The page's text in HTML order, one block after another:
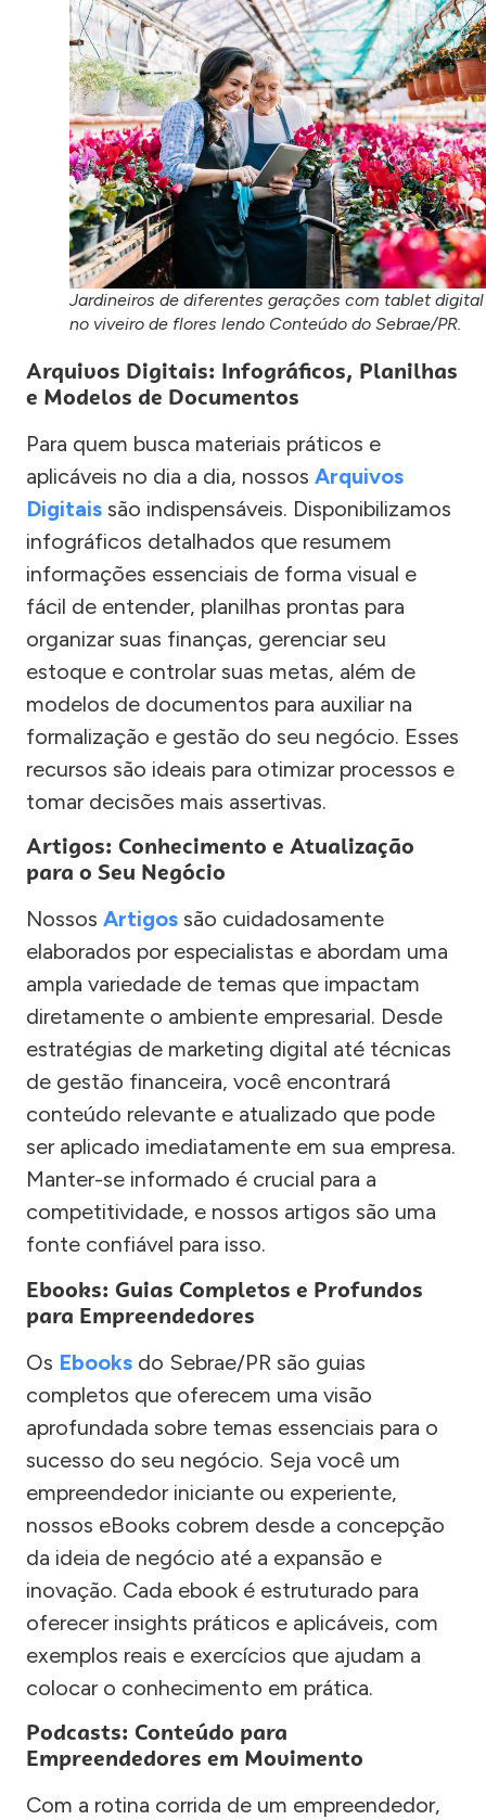
Jardineiros de diferentes gerações com tablet digital
no viveiro de flores lendo Conteúdo do Sebrae/PR.
Arquivos Digitais: Infográficos, Planilhas
e Modelos de Documentos
Para quem busca materiais práticos e
aplicáveis no dia a dia, nossos Arquivos
Digitais são indispensáveis. Disponibilizamos
infográficos detalhados que resumem
informações essenciais de forma visual e
fácil de entender, planilhas prontas para
organizar suas finanças, gerenciar seu
estoque e controlar suas metas, além de
modelos de documentos para auxiliar na
formalização e gestão do seu negócio. Esses
recursos são ideais para otimizar processos e
tomar decisões mais assertivas.
Artigos: Conhecimento e Atualização
para o Seu Negócio
Nossos Artigos são cuidadosamente
elaborados por especialistas e abordam uma
ampla variedade de temas que impactam
diretamente o ambiente empresarial. Desde
estratégias de marketing digital até técnicas
de gestão financeira, você encontrará
conteúdo relevante e atualizado que pode
ser aplicado imediatamente em sua empresa.
Manter-se informado é crucial para a
competitividade, e nossos artigos são uma
fonte confiável para isso.
Ebooks: Guias Completos e Profundos
para Empreendedores
Os Ebooks do Sebrae/PR são guias
completos que oferecem uma visão
aprofundada sobre temas essenciais para o
sucesso do seu negócio. Seja você um
empreendedor iniciante ou experiente,
nossos eBooks cobrem desde a concepção
da ideia de negócio até a expansão e
inovação. Cada ebook é estruturado para
oferecer insights práticos e aplicáveis, com
exemplos reais e exercícios que ajudam a
colocar o conhecimento em prática.
Podcasts: Conteúdo para
Empreendedores em Movimento
Com a rotina corrida de um empreendedor,